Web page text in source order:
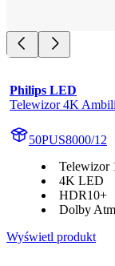
Philips LED
Telewizor 4K
50PUS8000/12
Telewizor
4K LED
HDR10+
Dolby
Wyświetl produkt